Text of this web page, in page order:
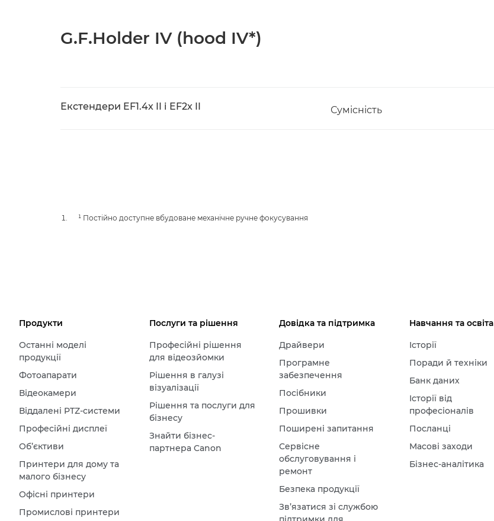
G.F.Holder IV (hood IV*)
Екстендери EF1.4x II і EF2x II Сумісність
¹ Постійно доступне вбудоване механічне ручне фокусування
Продукти
Останні моделі
продукції
Фотоапарати
Відеокамери
Віддалені PTZ-системи
Професійні дисплеї
Об’єктиви
Принтери для дому та
малого бізнесу
Офісні принтери
Промислові принтери
Послуги та рішення
Професійні рішення
для відеозйомки
Рішення в галузі
візуалізації
Рішення та послуги для
бізнесу
Знайти бізнес-
партнера Canon
Довідка та підтримка
Драйвери
Програмне
забезпечення
Посібники
Прошивки
Поширені запитання
Сервісне
обслуговування і
ремонт
Безпека продукції
Зв’язатися зі службою
Навчання та освіта
Історії
Поради й техніки
Банк даних
Історії від
професіоналів
Посланці
Масові заходи
Бізнес-аналітика